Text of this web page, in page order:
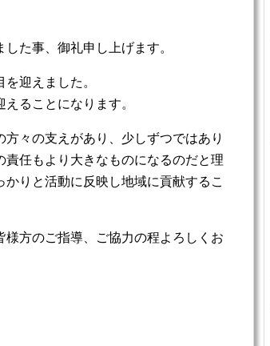
た事、御礼申し上げます。
迎えました。
ることになります。
々の支えがあり、少しずつではあり
任もより大きなものになるのだと理
りと活動に反映し地域に貢献するこ
方のご指導、ご協力の程よろしくお